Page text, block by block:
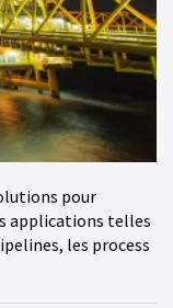
pour
applications telles
les process